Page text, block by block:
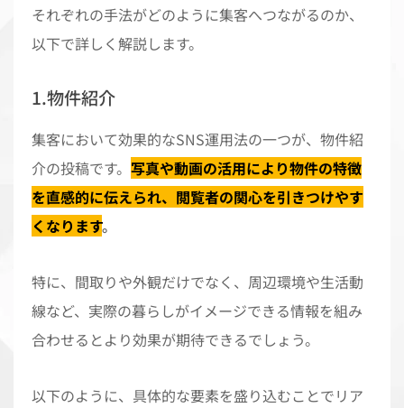
それぞれの手法がどのように集客へつながるのか、
以下で詳しく解説します。
1.物件紹介
集客において効果的なSNS運用法の一つが、物件紹
介の投稿です。 写真や動画の活用により物件の特徴
を直感的に伝えられ、閲覧者の関心を引きつけやす
くなります。
特に、間取りや外観だけでなく、周辺環境や生活動
線など、実際の暮らしがイメージできる情報を組み
合わせるとより効果が期待できるでしょう。
以下のように、具体的な要素を盛り込むことでリア